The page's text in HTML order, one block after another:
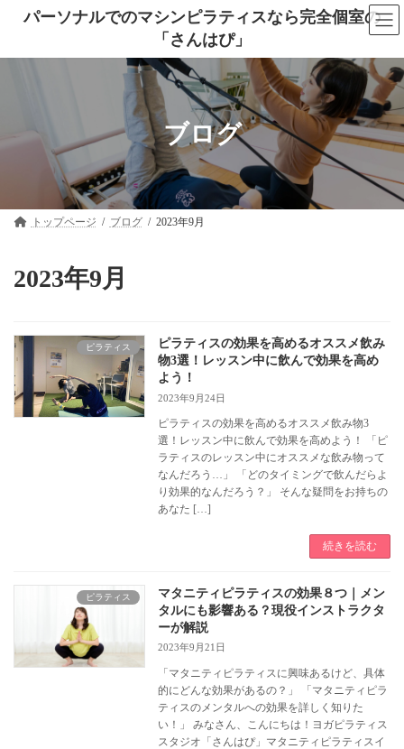
ン
ー
パーソナルでのマシンピラティスなら完全個室の
「さんはぴ」
ブログ
トップページ ブログ 2023年9月
2023年9月
ピラティス
ピラティスの効果を高めるオススメ飲み
物3選！レッスン中に飲んで効果を高め
よう！
2023年9月24日
ピラティスの効果を高めるオススメ飲み物3
選！レッスン中に飲んで効果を高めよう！ 「ピ
ラティスのレッスン中にオススメな飲み物って
なんだろう…」 「どのタイミングで飲んだらよ
り効果的なんだろう？」 そんな疑問をお持ちの
あなた […]
続きを読む
ピラティス
マタニティピラティスの効果８つ｜メン
タルにも影響ある？現役インストラクタ
ーが解説
2023年9月21日
「マタニティピラティスに興味あるけど、具体
的にどんな効果があるの？」 「マタニティピラ
ティスのメンタルへの効果を詳しく知りた
い！」 みなさん、こんにちは！ヨガピラティス
スタジオ「さんはぴ」マタニティピラティスイ